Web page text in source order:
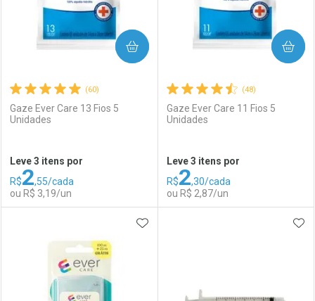
Comprar sem Desconto
Por R$ 22,30/cada
Comprar sem Desconto
Por R$ 22,30/cada
Comprar sem Desconto
Por R$ 79,11/cada
Comprar sem Desconto
Por R$ 79,11/cada
(60)
Gaze Ever Care 13 Fios 5
Unidades
Leve 3 itens por
R$2,55/cada
ou R$ 3,19/un
COMPRAR
Laboratório
Por Menos
(48)
Gaze Ever Care 11 Fios 5
Unidades
Leve 3 itens por
R$2,30/cada
ou R$ 2,87/un
COMPRAR
ADICIONAR AOS FAVORITOS